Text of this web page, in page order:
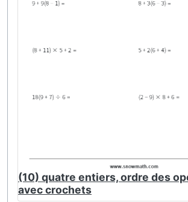
(10) quatre entiers, ordre des
avec crochets